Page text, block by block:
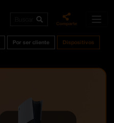
Por ser cliente Dispositivos